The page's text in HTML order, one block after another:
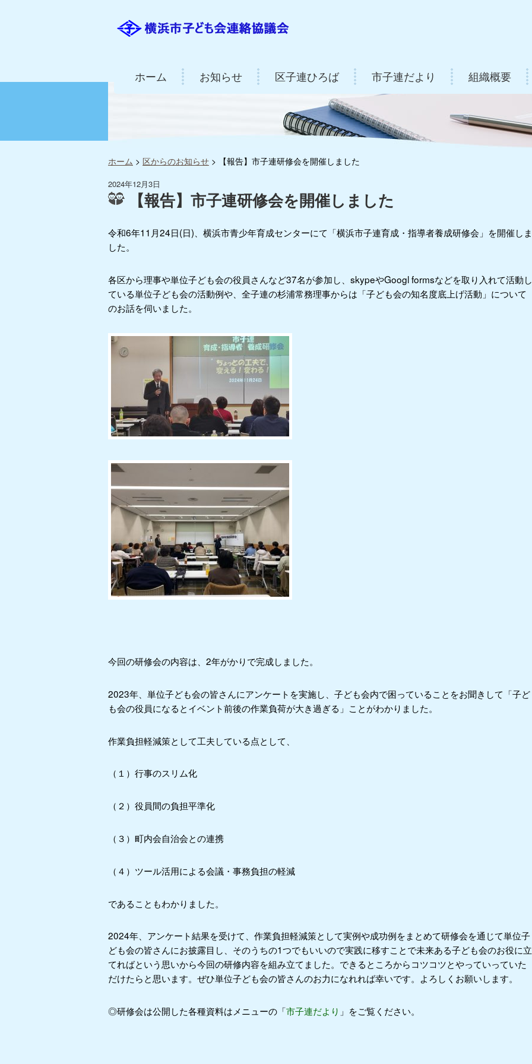
ホーム お知らせ 区子連ひろば 市子連だより 組織概要
ホーム > 区からのお知らせ > 【報告】市子連研修会を開催しました
2024年12月3日
【報告】市子連研修会を開催しました
令和6年11月24日(日)、横浜市青少年育成センターにて「横浜市子連育成・指導者養成研修会」を開催しま
した。
各区から理事や単位子ども会の役員さんなど37名が参加し、skypeやGoogl formsなどを取り入れて活動し
ている単位子ども会の活動例や、全子連の杉浦常務理事からは「子ども会の知名度底上げ活動」について
のお話を伺いました。
今回の研修会の内容は、2年がかりで完成しました。
2023年、単位子ども会の皆さんにアンケートを実施し、子ども会内で困っていることをお聞きして「子ど
も会の役員になるとイベント前後の作業負荷が大き過ぎる」ことがわかりました。
作業負担軽減策として工夫している点として、
（１）行事のスリム化
（２）役員間の負担平準化
（３）町内会自治会との連携
（４）ツール活用による会議・事務負担の軽減
であることもわかりました。
2024年、アンケート結果を受けて、作業負担軽減策として実例や成功例をまとめて研修会を通じて単位子
ども会の皆さんにお披露目し、そのうちの1つでもいいので実践に移すことで未来ある子ども会のお役に立
てればという思いから今回の研修内容を組み立てました。できるところからコツコツとやっていっていた
だけたらと思います。ぜひ単位子ども会の皆さんのお力になれれば幸いです。よろしくお願いします。
◎研修会は公開した各種資料はメニューの「市子連だより 」をご覧ください。